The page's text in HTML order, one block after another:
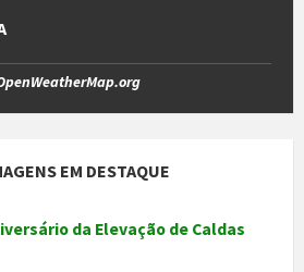
EM DESTAQUE
da Elevação de Caldas